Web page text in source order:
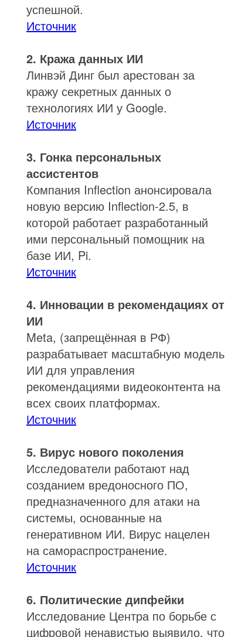
успешной.
Источник
2. Кража данных ИИ
Линвэй Динг был арестован за
кражу секретных данных о
технологиях ИИ у Google.
Источник
3. Гонка персональных
ассистентов
Компания Inflection анонсировала
новую версию Inflection-2.5, в
которой работает разработанный
ими персональный помощник на
базе ИИ, Pi.
Источник
4. Инновации в рекомендациях от
ИИ
Meta, (запрещённая в РФ)
разрабатывает масштабную модель
ИИ для управления
рекомендациями видеоконтента на
всех своих платформах.
Источник
5. Вирус нового поколения
Исследователи работают над
созданием вредоносного ПО,
предназначенного для атаки на
системы, основанные на
генеративном ИИ. Вирус нацелен
на самораспространение.
Источник
6. Политические дипфейки
Исследование Центра по борьбе с
цифровой ненавистью выявило, что